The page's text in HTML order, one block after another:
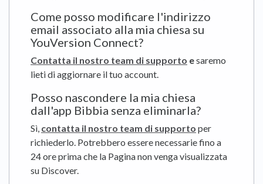
Come posso modificare l'indirizzo
email associato alla mia chiesa su
YouVersion Connect?
Contatta il nostro team di supporto esaremo
lieti di aggiornare il tuo account.
Posso nascondere la mia chiesa
dall'app Bibbia senza eliminarla?
Sì, contatta il nostro team di supporto per
richiederlo. Potrebbero essere necessarie fino a
24 ore prima che la Pagina non venga visualizzata
su Discover.